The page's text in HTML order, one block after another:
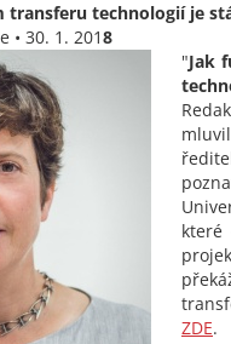
transferu technologií je
• 30. 1. 2018
"Jak
které
ZDE.